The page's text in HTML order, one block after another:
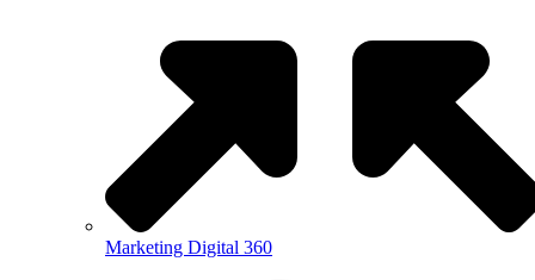
Marketing Digital 360